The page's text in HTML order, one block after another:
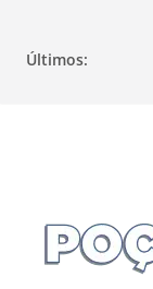
Últimos: